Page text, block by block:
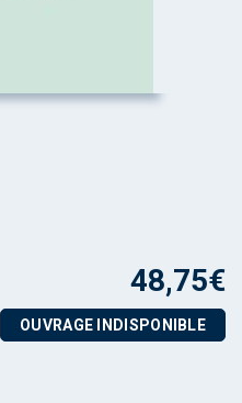
48,75€
OUVRAGE INDISPONIBLE